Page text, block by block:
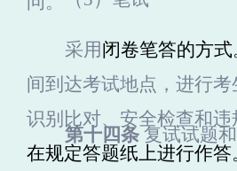
采用 闭卷笔答的方式
间到达考试地点，进行考
识别比对、安全检查和
在规定答题纸上进行作答
第十四条复试试题